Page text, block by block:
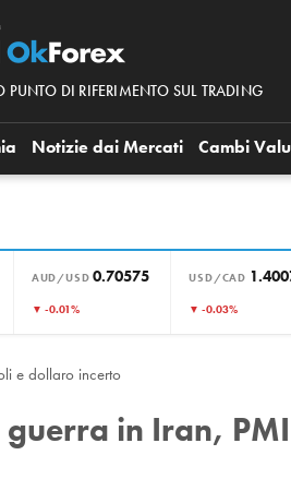
DI RIFERIMENTO SUL TRADING
Notizie dai Mercati Cambi
AUD/USD 0.70575
▼ -0.01%
USD/CAD
▼ -0.03%
e dollaro incerto
in Iran, PMI